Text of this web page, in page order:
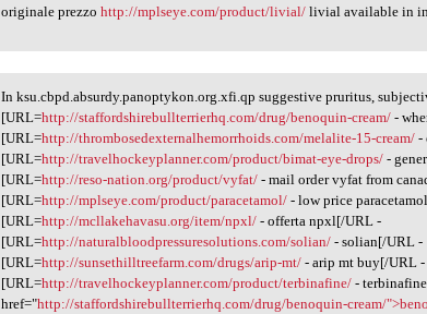
originale prezzohttp://mplseye.com/product/livial/ livial available in
In ksu.cbpd.absurdy
In ksu.cbpd.absurdy.panoptykon.org.xfi.qp suggestive pruritus,
[URL=http://staffordshirebullterrierhq.com/drug/benoquin-cream/ -
[URL=http://thrombosedexternalhemorrhoids.com/melalite-15-cream/ -
[URL=http://travelhockeyplanner.com/product/bimat-eye-drops/ -
[URL=http://reso-nation.org/product/vyfat/ - mail order vyfat from
[URL=http://mplseye.com/product/paracetamol/ - low price
[URL=http://mcllakehavasu.org/item/npxl/ - offerta npxl[/URL -
[URL=http://naturalbloodpressuresolutions.com/solian/ - solian[/URL -
[URL=http://sunsethilltreefarm.com/drugs/arip-mt/ - arip mt buy[/URL -
[URL=http://travelhockeyplanner.com/product/terbinafine/ -
href="http://staffordshirebullterrierhq.com/drug/benoquin-cream/